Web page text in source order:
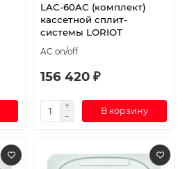
LAC-60AС (комплект)
кассетной сплит-
системы LORIOT
AC on/off
156 420 ₽
В корзину